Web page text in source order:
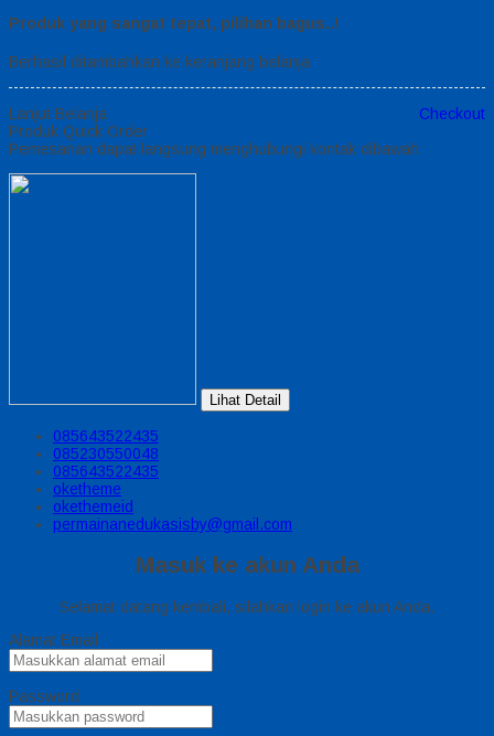
Produk yang sangat tepat, pilihan bagus..!
Berhasil ditambahkan ke keranjang belanja
Lanjut Belanja
Checkout
Produk Quick Order
Pemesanan dapat langsung menghubungi kontak dibawah:
Lihat Detail
085643522435
085230550048
085643522435
oketheme
okethemeid
permainanedukasisby@gmail.com
Masuk ke akun Anda
Selamat datang kembali, silahkan login ke akun Anda.
Alamat Email
Password